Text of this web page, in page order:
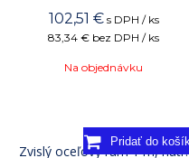
102,51 € s DPH / ks
83,34 € bez DPH / ks
Na objednávku
Zvislý oceľový rám 1 m, natr.